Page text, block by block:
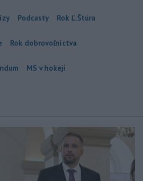
Podcasty Rok Ľ.Štúra
Rok dobrovoľníctva
MS v hokeji